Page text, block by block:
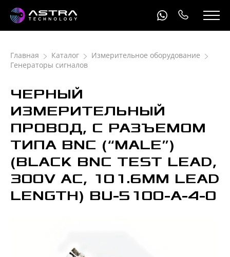
Главная Каталог
Измерительное оборудование
Генераторы сигналов
ЧЕРНЫЙ
ИЗМЕРИТЕЛЬНЫЙ
ПРОВОД, С РАЗЪЕМОМ
ТИПА BNC (“MALE”)
(BLACK BNC TEST LEAD,
300V AC, 101.6MM LEAD
LENGTH) BU-5100-A-4-0